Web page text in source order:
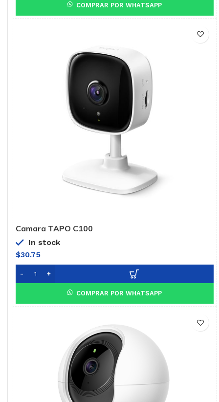
COMPRAR POR WHATSAPP
Camara TAPO C100
In stock
$30.75
COMPRAR POR WHATSAPP